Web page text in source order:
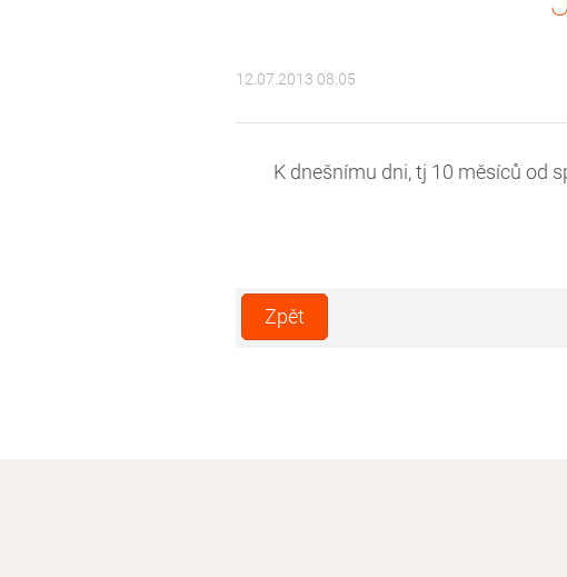
12.07.2013 08:05
K dnešnímu dni, tj 10 měsíců od
Zpět